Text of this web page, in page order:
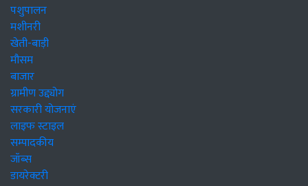
पशुपालन
मशीनरी
खेती-बाड़ी
मौसम
बाजार
ग्रामीण उद्द्योग
सरकारी योजनाएं
लाइफ स्टाइल
सम्पादकीय
जॉब्स
डायरेक्टरी